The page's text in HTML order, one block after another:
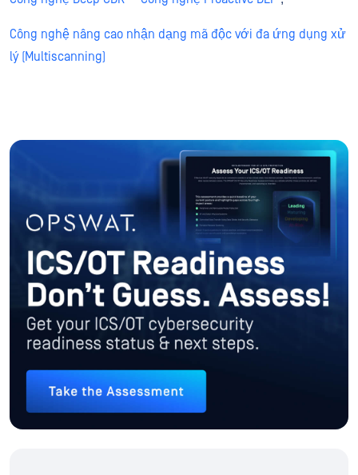
Công nghệ nâng cao nhận dạng mã độc với đa ứng dụng xử
lý (Multiscanning)